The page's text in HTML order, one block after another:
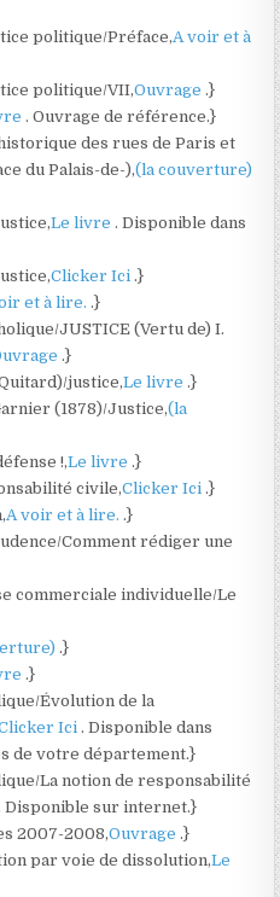
politique/Préface,A voir et à
politique/VII,Ouvrage.}
. Ouvrage de référence.}
des rues de Paris et
du Palais-de-),(la couverture)
Le livre. Disponible dans
Clicker Ici.}
et à lire..}
JUSTICE (Vertu de) I.
.}
justice,Le livre.}
(1878)/Justice,(la
!,Le livre.}
civile,Clicker Ici.}
A voir et à lire..}
Comment rédiger une
commerciale individuelle/Le
.}
.}
Évolution de la
Ici. Disponible dans
de votre département.}
La notion de responsabilité
Disponible sur internet.}
2007-2008,Ouvrage.}
par voie de dissolution,Le